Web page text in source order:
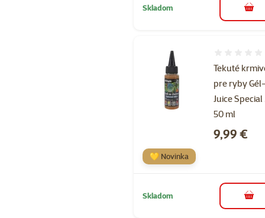
Skladom do
Tekuté
pre ryby
Juice
50 ml
Cena
9,99 €
💛 Novinka
Skladom do